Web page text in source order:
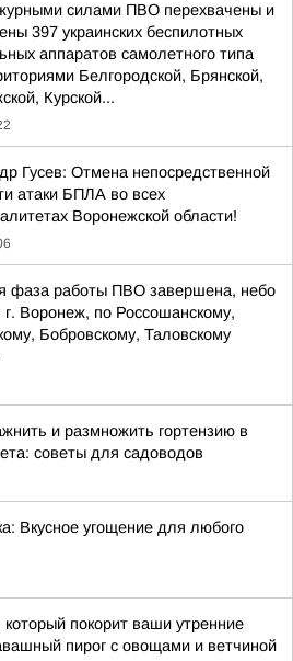
силами ПВО перехвачены и
397 украинских беспилотных
аппаратов самолетного типа
Белгородской, Брянской,
Курской...
Гусев: Отмена непосредственной
атаки БПЛА во всех
Воронежской области!
фаза работы ПВО завершена, небо
г. Воронеж, по Россошанскому,
Бобровскому, Таловскому
и размножить гортензию в
советы для садоводов
Вкусное угощение для любого
который покорит ваши утренние
пирог с овощами и ветчиной